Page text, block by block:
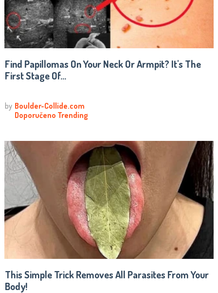
Find Papillomas On Your Neck Or Armpit? It's The
First Stage Of...
This Simple Trick Removes All Parasites From Your
Body!